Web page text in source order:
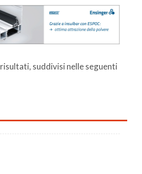
risultati, suddivisi nelle seguenti